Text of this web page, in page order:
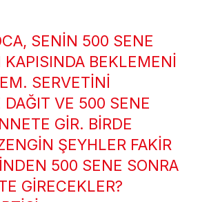
SENIN 500 SENE
BEKLEMENI
SERVETINI
DAĞIT VE 500 SENE
GIR. BIRDE
ŞEYHLER FAKIR
500 SENE SONRA
GIRECEKLER?